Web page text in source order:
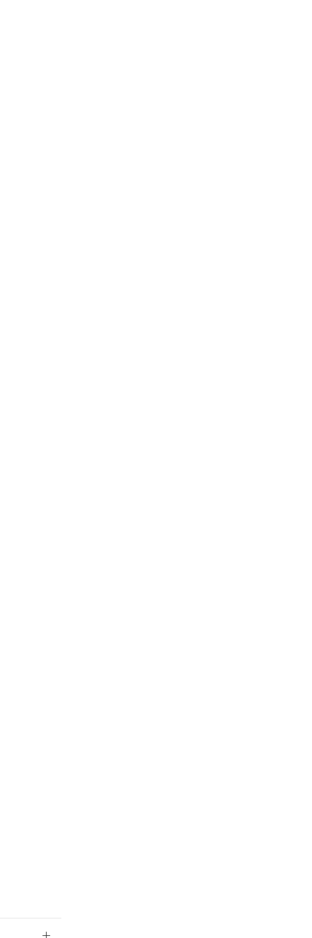
了承ください。
き作成されるも
をご了承くださ
御機器販売店・
ようお願いしま
にご登録され
社の共同利用者
です。
ありません。
です。
ず変更すること
1000ppm以下、
下、フタル酸ジブチ
はありません。
年1月12日よ
) : 1000ppm、
ない年数を意
要な手段を講じ
これらの製造装
ムロン制御